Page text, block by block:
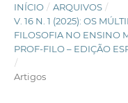
INÍCIO / ARQUIVOS /
V. 16 N. 1 (2025): OS
FILOSOFIA NO ENSINO
PROF-FILO – EDIÇÃO
/
Artigos